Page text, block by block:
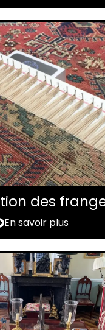
des
En savoir plus